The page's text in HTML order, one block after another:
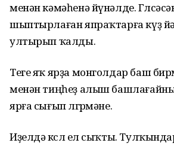
менән кәмәһенә йүнәлде. Гөлсәсәк,
шыптырлаған япраҡтарға күҙ
ултырып ҡалды.
Теге яҡ ярҙа монголдар баш
менән тиңһеҙ алыш
ярға сығып өлгөрмәне.
Иҙелдә көслө ел сыҡты.